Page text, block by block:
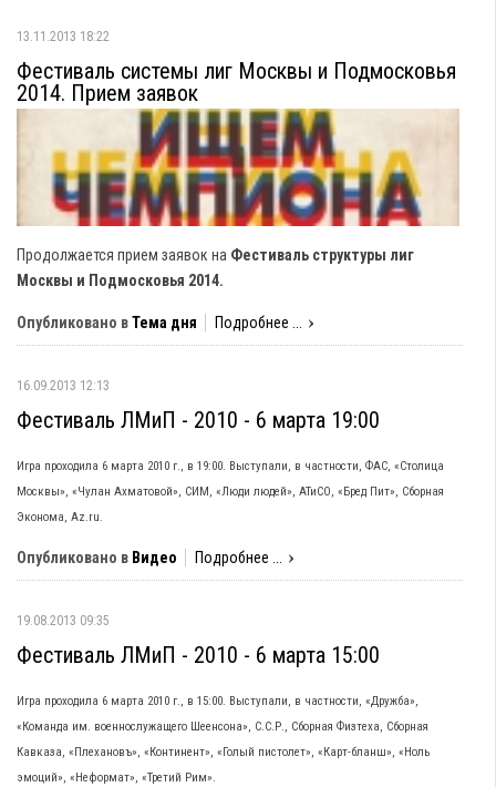
13.11.2013 18:22
Фестиваль системы лиг Москвы и Подмосковья
2014. Прием заявок
Продолжается прием заявок на Фестиваль структуры лиг
Москвы и Подмосковья 2014.
Опубликовано вТема дня Подробнее ...
16.09.2013 12:13
Фестиваль ЛМиП - 2010 - 6 марта 19:00
Игра проходила 6 марта 2010 г., в 19:00. Выступали, в частности, ФАС, «Столица
Москвы», «Чулан Ахматовой», СИМ, «Люди людей», АТиСО, «Бред Пит», Сборная
Эконома, Az.ru.
Опубликовано в Видео Подробнее ...
19.08.2013 09:35
Фестиваль ЛМиП - 2010 - 6 марта 15:00
Игра проходила 6 марта 2010 г., в 15:00. Выступали, в частности, «Дружба»,
«Команда им. военнослужащего Шеенсона», С.С.Р., Сборная Физтеха, Сборная
Кавказа, «Плехановъ», «Континент», «Голый пистолет», «Карт-бланш», «Ноль
эмоций», «Неформат», «Третий Рим».